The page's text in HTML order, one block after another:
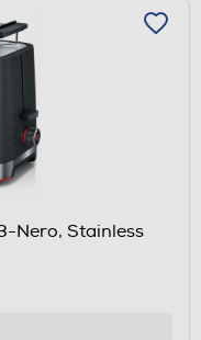
Nero, Stainless